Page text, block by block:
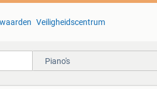
Veiligheidscentrum
Piano's